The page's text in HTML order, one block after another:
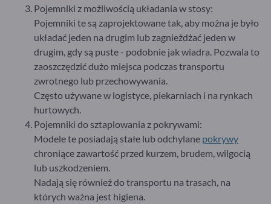
Pojemniki z możliwością układania w stosy:
Pojemniki te są zaprojektowane tak, aby można je było
układać jeden na drugim lub zagnieżdżać jeden w
drugim, gdy są puste - podobnie jak wiadra. Pozwala to
zaoszczędzić dużo miejsca podczas transportu
zwrotnego lub przechowywania.
Często używane w logistyce, piekarniach i na rynkach
hurtowych.
Pojemniki do sztaplowania z pokrywami:
Modele te posiadają stałe lub odchylane pokrywy
chroniące zawartość przed kurzem, brudem, wilgocią
lub uszkodzeniem.
Nadają się również do transportu na trasach, na
których ważna jest higiena.